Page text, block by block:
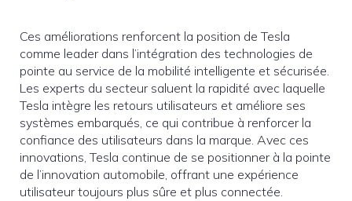
Ces améliorations renforcent la position de Tesla
comme leader dans l’intégration des technologies de
pointe au service de la mobilité intelligente et sécurisée.
Les experts du secteur saluent la rapidité avec laquelle
Tesla intègre les retours utilisateurs et améliore ses
systèmes embarqués, ce qui contribue à renforcer la
confiance des utilisateurs dans la marque. Avec ces
innovations, Tesla continue de se positionner à la pointe
de l’innovation automobile, offrant une expérience
utilisateur toujours plus sûre et plus connectée.